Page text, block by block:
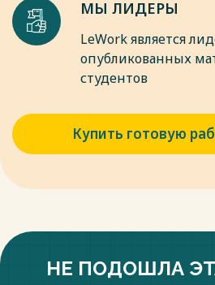
МЫ ЛИДЕРЫ
LeWork является
опубликованных
студентов
Купить готовую
НЕ ПОДОШЛА